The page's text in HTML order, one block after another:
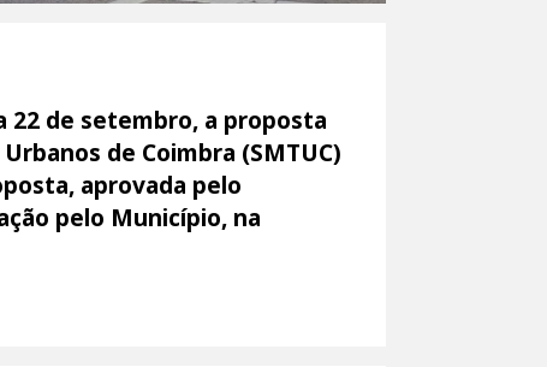
22 de setembro, a proposta
de Coimbra (SMTUC)
aprovada pelo
pelo Município, na